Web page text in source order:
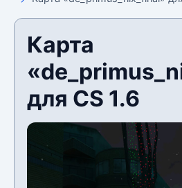
Карта
для CS 1.6